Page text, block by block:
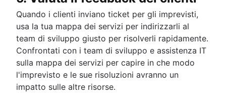
Quando i clienti inviano ticket per gli imprevisti,
usa la tua mappa dei servizi per indirizzarli al
team di sviluppo giusto per risolverli rapidamente.
Confrontati con i team di sviluppo e assistenza IT
sulla mappa dei servizi per capire in che modo
l'imprevisto e le sue risoluzioni avranno un
impatto sulle altre risorse.